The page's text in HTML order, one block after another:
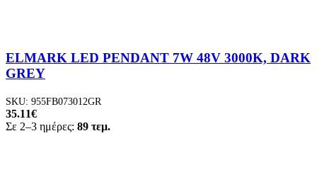
ELMARK LED PENDANT 7W 48V 3000K, DARK
GREY
SKU: 955FB073012GR
35.11€
Σε 2–3 ημέρες: 89 τεμ.